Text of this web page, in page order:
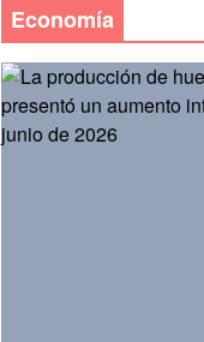
Economía